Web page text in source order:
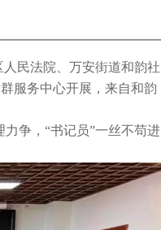
民法院、万安街道和韵社
服务中心开展，来自和韵
力争，“书记员”一丝不苟进